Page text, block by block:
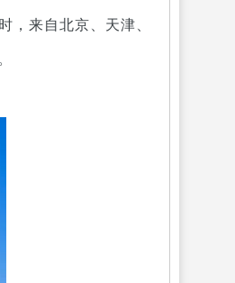
，来自北京、天津、